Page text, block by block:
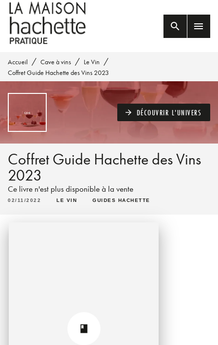
MENU RECHERCHE
PIED DE PAGE
search menu
Accueil / Cave à vins / Le Vin /
Coffret Guide Hachette des Vins 2023
arrow_forward DÉCOUVRIR L'UNIVERS
Coffret Guide Hachette des Vins
2023
Ce livre n'est plus disponible à la vente
02/11/2022 LE VIN GUIDES HACHETTE